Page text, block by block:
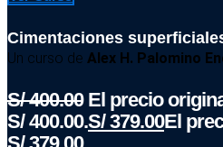
Cimentaciones
Un curso de Alex H. Palomino
S/400.00 El precio
S/ 400.00.S/379.00El